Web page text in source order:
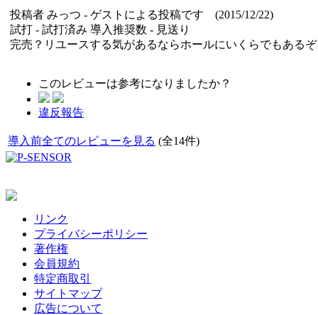
投稿者 みっつ - ゲストによる投稿です (2015/12/22)
試打 - 試打済み 導入推奨数 - 見送り
完売？リユースする気があるならホールにいくらでもある
このレビューは参考になりましたか？
違反報告
導入前全てのレビューを見る (全14件)
リンク
プライバシーポリシー
著作権
会員規約
特定商取引
サイトマップ
広告について